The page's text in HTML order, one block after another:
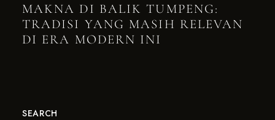
MAKNA DI BALIK TUMPENG:
TRADISI YANG MASIH RELEVAN
DI ERA MODERN INI
SEARCH